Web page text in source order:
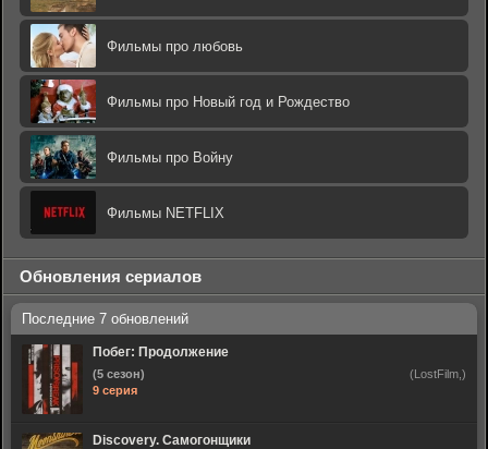
Фильмы про любовь
Фильмы про Новый год и Рождество
Фильмы про Войну
Фильмы NETFLIX
Обновления сериалов
Побег: Продолжение
(5 сезон)
9 серия
(LostFilm,)
Discovery. Самогонщики